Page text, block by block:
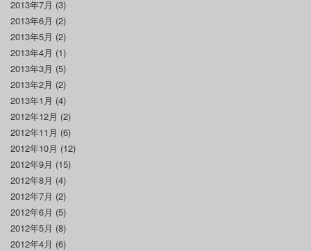
2013年7月 (3)
2013年6月 (2)
2013年5月 (2)
2013年4月 (1)
2013年3月 (5)
2013年2月 (2)
2013年1月 (4)
2012年12月 (2)
2012年11月 (6)
2012年10月 (12)
2012年9月 (15)
2012年8月 (4)
2012年7月 (2)
2012年6月 (5)
2012年5月 (8)
2012年4月 (6)